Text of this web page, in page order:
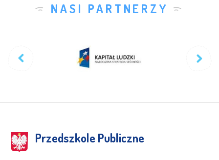
NASI PARTNERZY
Przedszkole Publiczne